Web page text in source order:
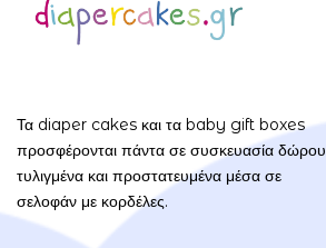
Τα diaper cakes και τα baby gift boxes
προσφέρονται πάντα σε συσκευασία δώρου
τυλιγμένα και προστατευμένα μέσα σε
σελοφάν με κορδέλες.